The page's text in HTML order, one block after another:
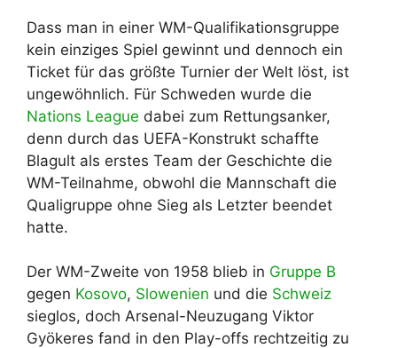
Dass man in einer WM-Qualifikationsgruppe
kein einziges Spiel gewinnt und dennoch ein
Ticket für das größte Turnier der Welt löst, ist
ungewöhnlich. Für Schweden wurde die
Nations League dabei zum Rettungsanker,
denn durch das UEFA-Konstrukt schaffte
Blagult als erstes Team der Geschichte die
WM-Teilnahme, obwohl die Mannschaft die
Qualigruppe ohne Sieg als Letzter beendet
hatte.
Der WM-Zweite von 1958 blieb in Gruppe B
gegen Kosovo, Slowenien und die Schweiz
sieglos, doch Arsenal-Neuzugang Viktor
Gyökeres fand in den Play-offs rechtzeitig zu